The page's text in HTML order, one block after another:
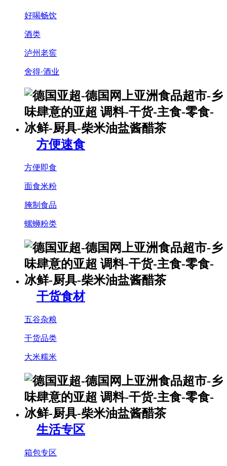
好喝畅饮
酒类
泸州老窖
舍得·酒业
方便速食
方便即食
面食米粉
腌制食品
螺蛳粉类
干货食材
五谷杂粮
干货品类
大米糯米
生活专区
箱包专区